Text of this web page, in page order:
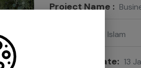
Project Name :
Nazrul Islam
Complete Date: 13